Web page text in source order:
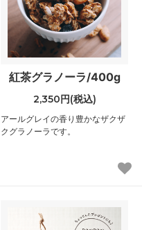
紅茶グラノーラ/400g
2,350円(税込)
アールグレイの香り豊かなザクザ
クグラノーラです。